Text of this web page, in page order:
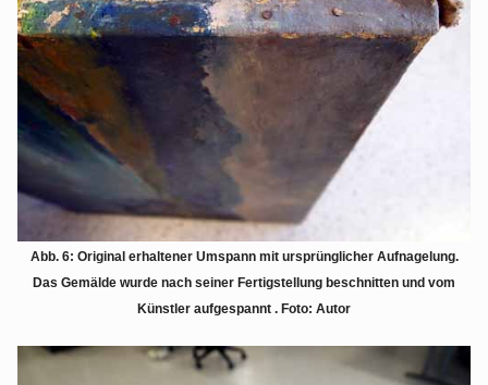
Abb. 6: Original erhaltener Umspann mit ursprünglicher Aufnagelung.
Das Gemälde wurde nach seiner Fertigstellung beschnitten und vom
Künstler aufgespannt . Foto: Autor